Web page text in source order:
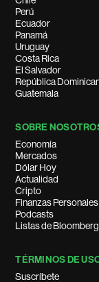
Perú
Ecuador
Panamá
Uruguay
Costa Rica
El Salvador
República
Guatemala
SOBRE
Economía
Mercados
Dólar Hoy
Actualidad
Cripto
Finanzas Personales
Podcasts
Listas de
TÉRMINOS DE
Suscríbete